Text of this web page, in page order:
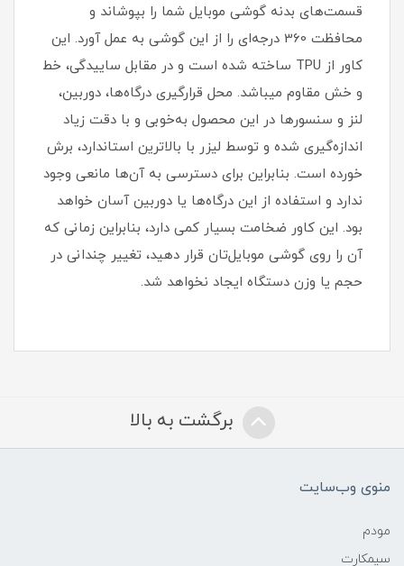
قسمت‌های بدنه گوشی موبایل شما را بپوشاند و
محافظت 360 درجه‌ای را از این گوشی به عمل آورد‏.‏ این
کاور از TPU ساخته شده است و در مقابل ساییدگی، خط
و خش مقاوم میباشد.‏ محل قرارگیری درگاه‌ها، دوربین،
لنز و سنسورها در این محصول به‌خوبی و با دقت زیاد
اندازه‌گیری شده و توسط لیزر با بالاترین استاندارد، برش
خورده است‏.‏ بنابراین برای دسترسی به آن‌ها مانعی وجود
ندارد و استفاده از این درگاه‌ها یا دوربین آسان خواهد
بود‏.‏ این کاور ضخامت بسیار کمی دارد، بنابراین زمانی که
آن را روی گوشی موبایل‌تان قرار دهید، تغییر چندانی در
حجم یا وزن دستگاه ایجاد نخواهد شد‏.
برگشت به بالا
منوی وب‌سایت
مودم
سیمکارت